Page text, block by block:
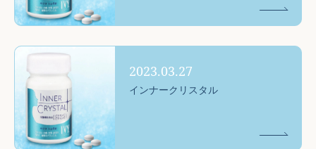
2023.03.27
インナークリスタル